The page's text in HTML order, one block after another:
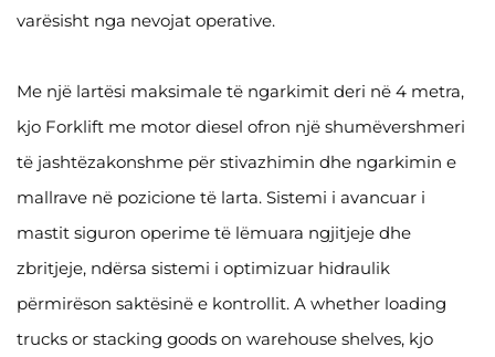
varësisht nga nevojat operative.
Me një lartësi maksimale të ngarkimit deri në 4 metra,
kjo Forklift me motor diesel ofron një shumëvershmeri
të jashtëzakonshme për stivazhimin dhe ngarkimin e
mallrave në pozicione të larta. Sistemi i avancuar i
mastit siguron operime të lëmuara ngjitjeje dhe
zbritjeje, ndërsa sistemi i optimizuar hidraulik
përmirëson saktësinë e kontrollit. A whether loading
trucks or stacking goods on warehouse shelves, kjo